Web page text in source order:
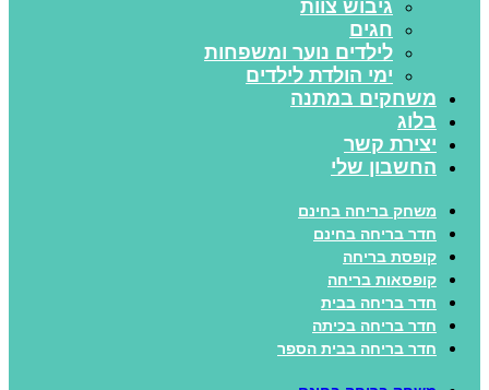
גיבוש צוות
חגים
לילדים נוער ומשפחות
ימי הולדת לילדים
משחקים במתנה
בלוג
יצירת קשר
החשבון שלי
משחק בריחה בחינם
חדר בריחה בחינם
קופסת בריחה
קופסאות בריחה
חדר בריחה בבית
חדר בריחה בכיתה
חדר בריחה בבית הספר